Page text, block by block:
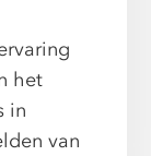
het
in
van